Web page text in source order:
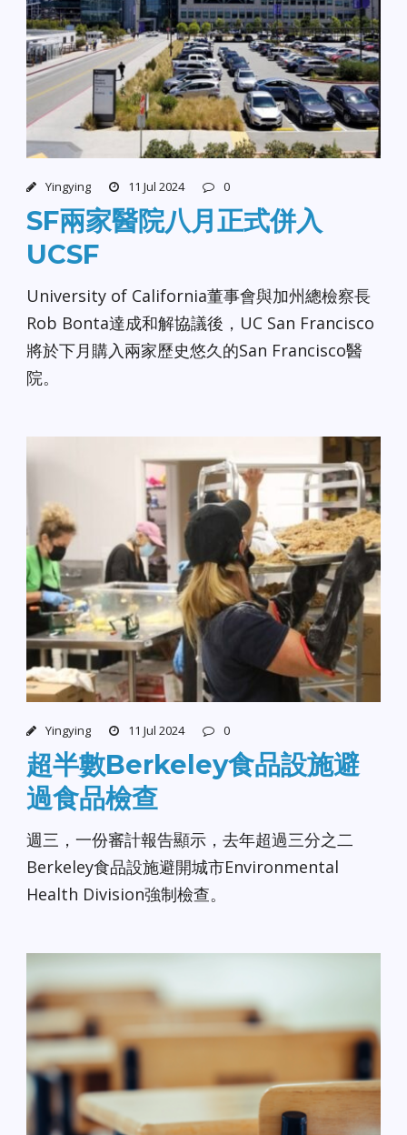
Yingying 11 Jul 2024 0
SF兩家醫院八月正式併入
UCSF
University of California董事會與加州總檢察長
Rob Bonta達成和解協議後，UC San Francisco
將於下月購入兩家歷史悠久的San Francisco醫
院。
Yingying 11 Jul 2024 0
超半數Berkeley食品設施避
過食品檢查
週三，一份審計報告顯示，去年超過三分之二
Berkeley食品設施避開城市Environmental
Health Division強制檢查。